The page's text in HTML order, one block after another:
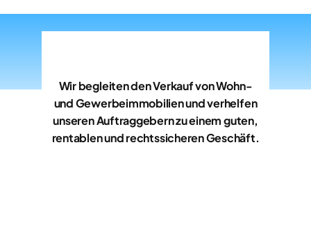
Wir begleiten den Verkauf von Wohn-
und Gewerbeimmobilien und verhelfen
unseren Auftraggebern zu einem guten,
rentablen und rechtssicheren Geschäft.